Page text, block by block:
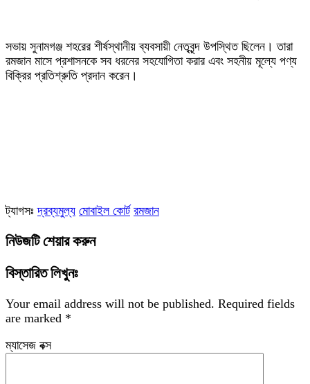
‎সভায় সুনামগঞ্জ শহরের শীর্ষস্থানীয় ব্যবসায়ী নেতৃবৃন্দ উপস্থিত ছিলেন। তারা
রমজান মাসে প্রশাসনকে সব ধরনের সহযোগিতা করার এবং সহনীয় মূল্যে পণ্য
বিক্রির প্রতিশ্রুতি প্রদান করেন।
ট্যাগসঃদ্রব্যমুল্য মোবাইল কোর্ট রমজান
নিউজটি শেয়ার করুন
বিস্তারিত লিখুনঃ
Your email address will not be published. Required fields
are marked *
ম্যাসেজ বক্স